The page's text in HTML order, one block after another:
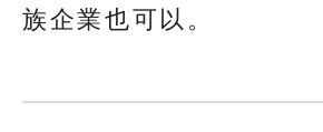
族企業也可以。